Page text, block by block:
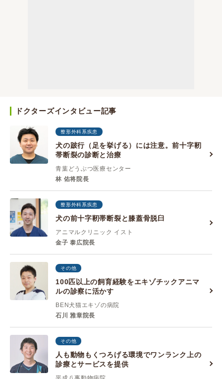
ドクターズインタビュー記事
整形外科系疾患
犬の跛行（足を挙げる）には注意。前十字靭
帯断裂の診断と治療
青葉どうぶつ医療センター
林 佑将院長
整形外科系疾患
犬の前十字靭帯断裂と膝蓋骨脱臼
アニマルクリニック イスト
金子 泰広院長
その他
100匹以上の飼育経験をエキゾチックアニマ
ルの診察に活かす
BEN犬猫エキゾの病院
石川 雅章院長
その他
人も動物もくつろげる環境でワンランク上の
診療とサービスを提供